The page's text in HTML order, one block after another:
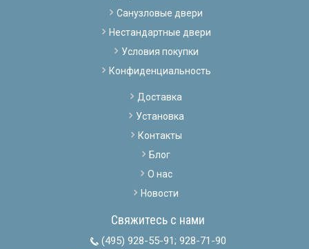
Санузловые двери
Нестандартные двери
Условия покупки
Конфиденциальность
Доставка
Установка
Контакты
Блог
О нас
Новости
Свяжитесь с нами
(495) 928-55-91; 928-71-90